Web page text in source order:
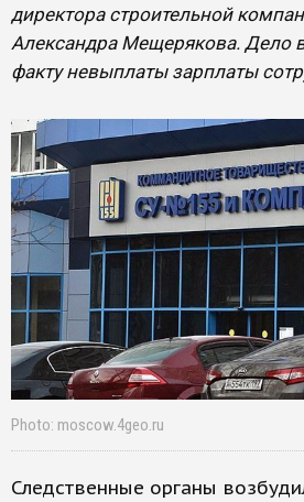
директора строительной
Александра Мещерякова. Дело
факту невыплаты зарплаты
Photo: moscow.4geo.ru
Следственные органы